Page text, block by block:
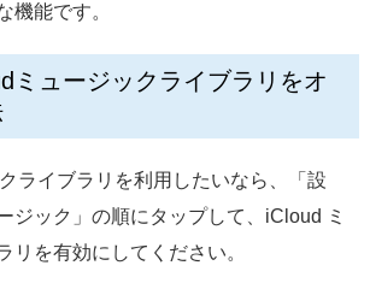
機能です。
ミュージックライブラリをオ
ライブラリを利用したいなら、「設
ック」の順にタップして、iCloud ミ
リを有効にしてください。